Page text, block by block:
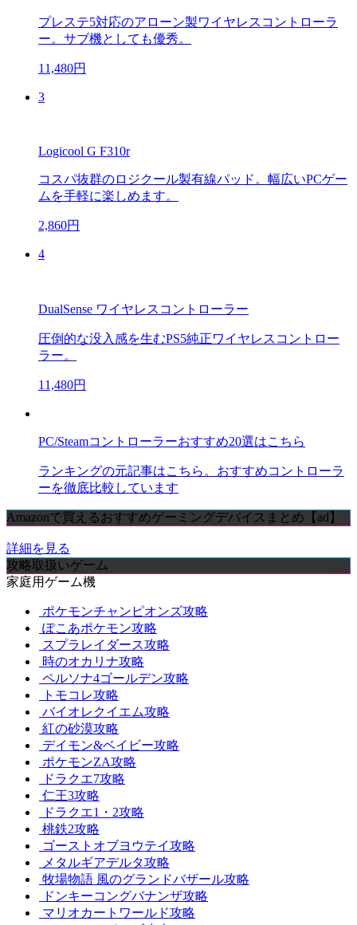
プレステ5対応のアローン製ワイヤレスコントローラ
ー。サブ機としても優秀。
11,480円
3
Logicool G F310r
コスパ抜群のロジクール製有線パッド。幅広いPCゲー
ムを手軽に楽しめます。
2,860円
4
DualSense ワイヤレスコントローラー
圧倒的な没入感を生むPS5純正ワイヤレスコントロー
ラー。
11,480円
PC/Steamコントローラーおすすめ20選はこちら
ランキングの元記事はこちら。おすすめコントローラ
ーを徹底比較しています
Amazonで買えるおすすめゲーミングデバイスまとめ【ad】
詳細を見る
攻略取扱いゲーム
家庭用ゲーム機
ポケモンチャンピオンズ攻略
ぽこあポケモン攻略
スプラレイダース攻略
時のオカリナ攻略
ペルソナ4ゴールデン攻略
トモコレ攻略
バイオレクイエム攻略
紅の砂漠攻略
デイモン&ベイビー攻略
ポケモンZA攻略
ドラクエ7攻略
仁王3攻略
ドラクエ1・2攻略
桃鉄2攻略
ゴーストオブヨウテイ攻略
メタルギアデルタ攻略
牧場物語 風のグランドバザール攻略
ドンキーコングバナンザ攻略
マリオカートワールド攻略